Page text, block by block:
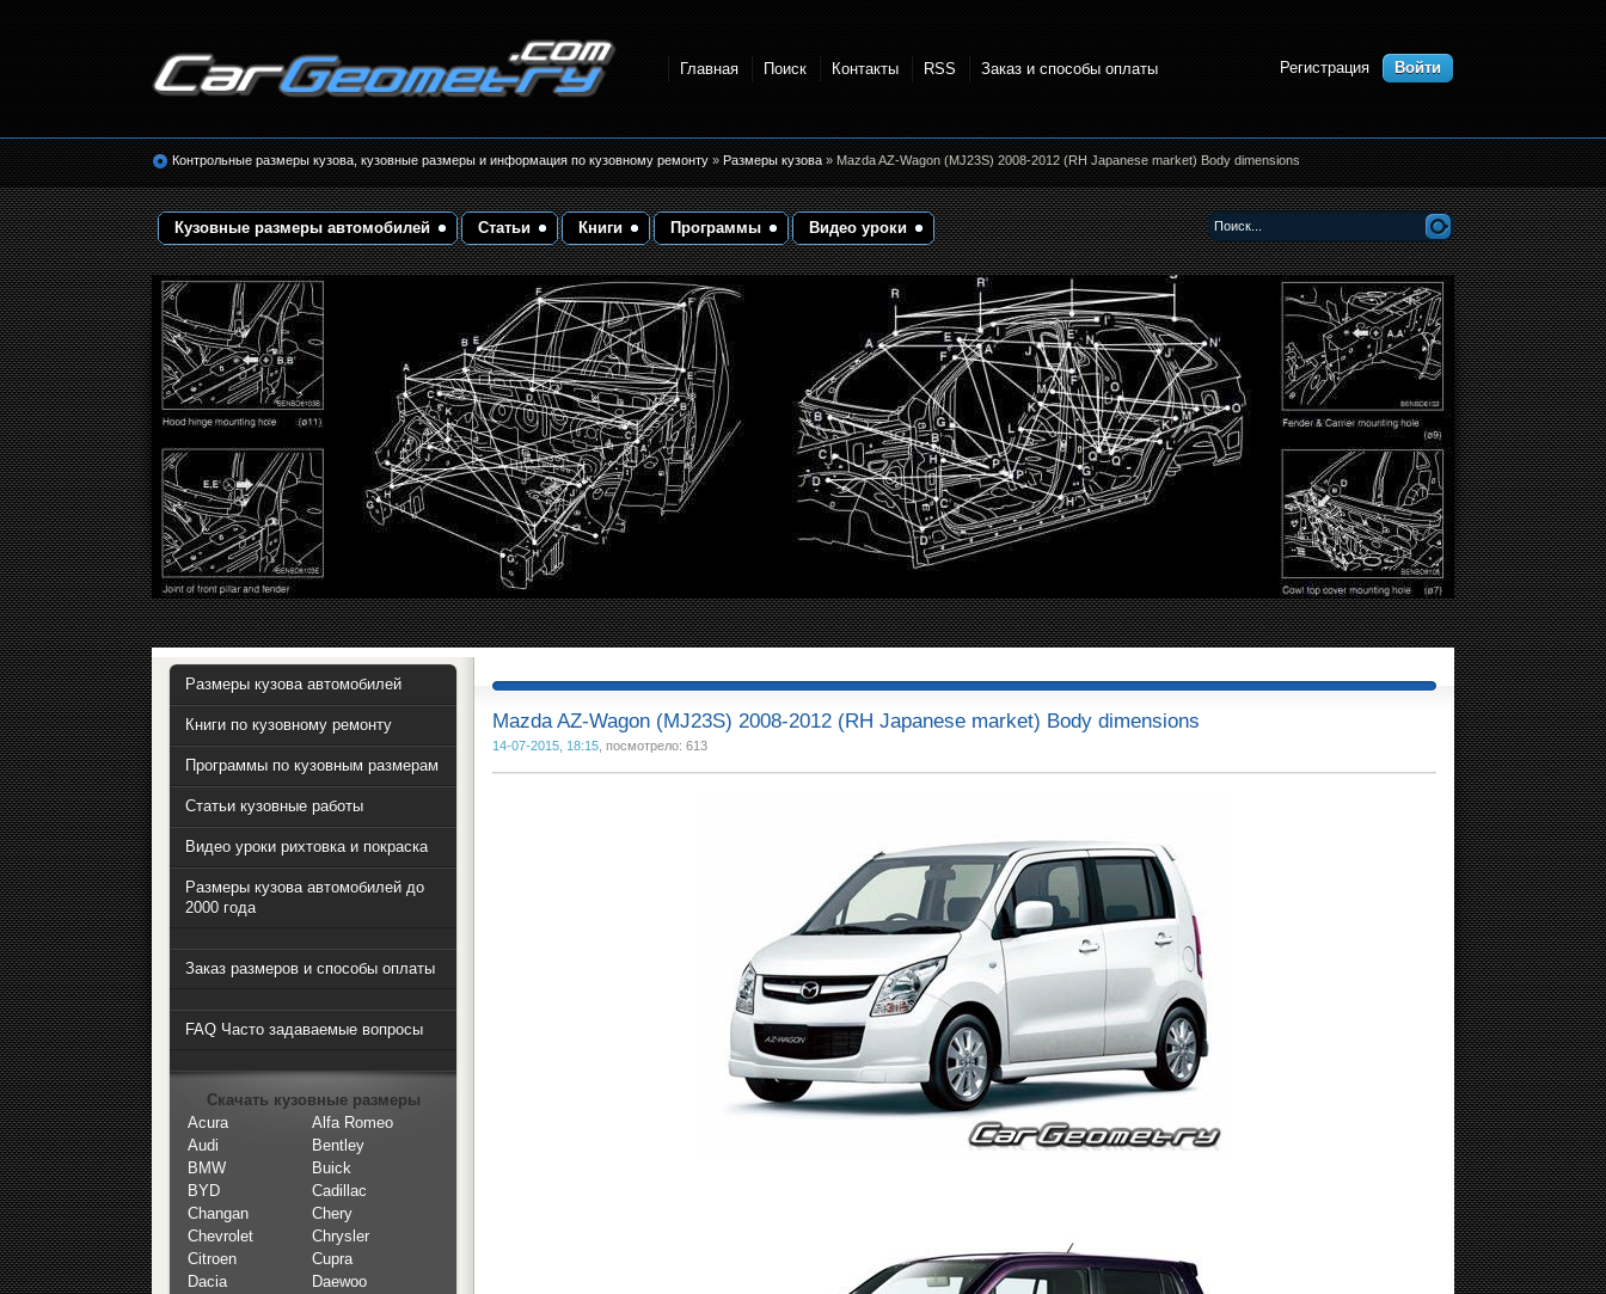
кузовные размеры. Геометрия кузова
Главная Поиск Контакты RSS Заказ и способы оплаты Регистрация Войти
Контрольные размеры кузова, кузовные размеры и информация по кузовному ремонту»Размеры кузова» Mazda AZ-Wagon (MJ23S) 2008-2012 (RH Japanese market) Body dimensions
Кузовные размеры автомобилей Статьи Книги Программы Видео уроки
Mazda AZ-Wagon (MJ23S) 2008-2012 (RH Japanese market) Body dimensions
14-07-2015, 18:15, посмотрело: 613
Размеры кузова автомобилей
Книги по кузовному ремонту
Программы по кузовным размерам
Статьи кузовные работы
Видео уроки рихтовка и покраска
Размеры кузова автомобилей до
2000 года
Заказ размеров и способы оплаты
FAQ Часто задаваемые вопросы
Скачать кузовные размеры
Acura
Alfa Romeo
Audi
Bentley
BMW
Buick
BYD
Cadillac
Changan
Chery
Chevrolet
Chrysler
Citroen
Cupra
Dacia
Daewoo